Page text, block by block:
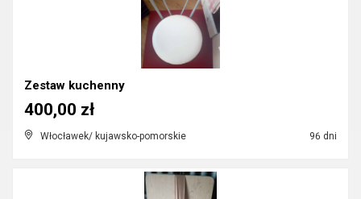
Zestaw kuchenny
Włocławek/ kujawsko-pomorskie 96 dni
400,00 zł